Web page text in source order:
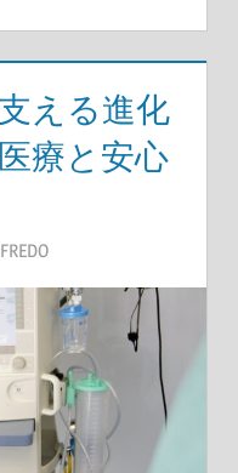
える進化
療と安心